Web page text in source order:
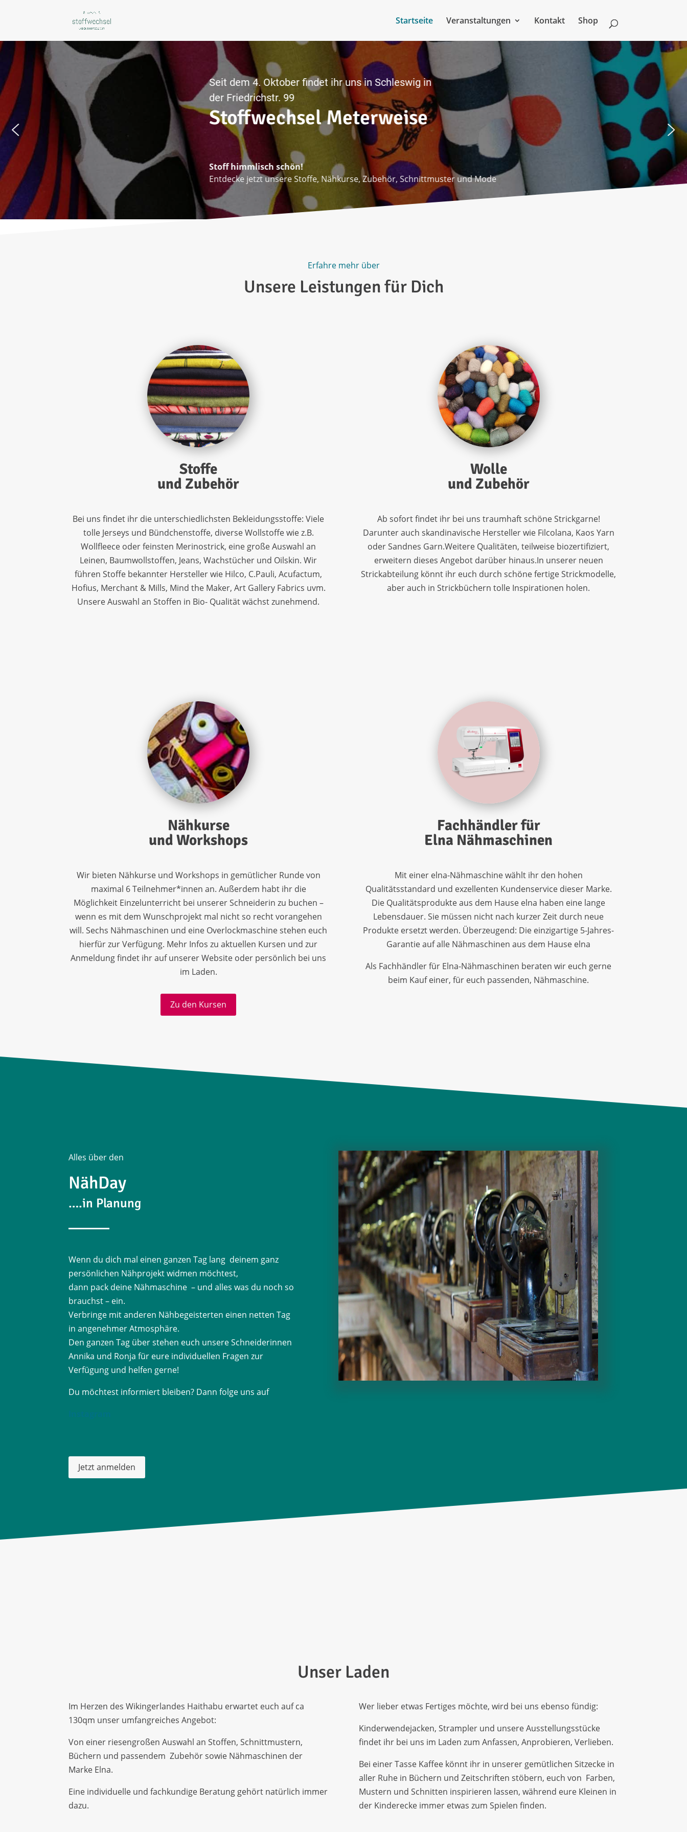
Startseite Veranstaltungen Kontakt Shop
Seit dem 4. Oktober findet ihr uns in Schleswig in der
Friedrichstr. 99
Stoffwechsel Meterweise
Stoff himmlisch schön!
Entdecke jetzt unsere Stoffe, Nähkurse, Zubehör, Schnittmuster und Mode
Erfahre mehr über
Unsere Leistungen für Dich
Stoffe
und Zubehör
Bei uns findet ihr die unterschiedlichsten Bekleidungsstoffe: Viele
tolle Jerseys und Bündchenstoffe, diverse Wollstoffe wie z.B.
Wollfleece oder feinsten Merinostrick, eine große Auswahl an
Leinen, Baumwollstoffen, Jeans, Wachstücher und Oilskin. Wir
führen Stoffe bekannter Hersteller wie Hilco, C.Pauli, Acufactum,
Hofius, Merchant & Mills, Mind the Maker, Art Gallery Fabrics uvm.
Unsere Auswahl an Stoffen in Bio- Qualität wächst zunehmend.
Wolle
und Zubehör
Ab sofort findet ihr bei uns traumhaft schöne Strickgarne!
Darunter auch skandinavische Hersteller wie Filcolana, Kaos Yarn
oder Sandnes Garn.Weitere Qualitäten, teilweise biozertifiziert,
erweitern dieses Angebot darüber hinaus.In unserer neuen
Strickabteilung könnt ihr euch durch schöne fertige Strickmodelle,
aber auch in Strickbüchern tolle Inspirationen holen.
Nähkurse
und Workshops
Wir bieten Nähkurse und Workshops in gemütlicher Rundevon
maximal 6 Teilnehmer*innen an. Außerdem habt ihr die
Möglichkeit Einzelunterricht bei unserer Schneiderin zu buchen –
wenn es mit dem Wunschprojekt mal nicht so rechtvorangehen
will. Sechs Nähmaschinen und eine Overlockmaschine stehen euch
hierfür zur Verfügung. Mehr Infos zu aktuellen Kursen und zur
Anmeldung findet ihr auf unserer Website oder persönlich bei uns
im Laden.
Zu den Kursen
Fachhändler für
Elna Nähmaschinen
Mit einer elna-Nähmaschine wählt ihr den hohen
Qualitätsstandard und exzellenten Kundenservice dieser Marke.
Die Qualitätsprodukte aus dem Hause elna haben eine lange
Lebensdauer. Sie müssen nicht nach kurzer Zeit durch neue
Produkte ersetzt werden. Überzeugend: Die einzigartige 5-Jahres-
Garantie auf alle Nähmaschinen aus dem Hause elna
Als Fachhändler für Elna-Nähmaschinen beraten wir euch gerne
beim Kauf einer, für euch passenden, Nähmaschine.
Alles über den
NähDay
….in Planung
Wenn du dich mal einen ganzen Tag lang deinem ganz
persönlichen Nähprojekt widmen möchtest,
dann pack deine Nähmaschine – und alles was du noch so
brauchst – ein.
Verbringe mit anderen Nähbegeisterten einen netten Tag
in angenehmer Atmosphäre.
Den ganzen Tag über stehen euch unsere Schneiderinnen
Annika und Ronja für eure individuellen Fragen zur
Verfügung und helfen gerne!
Du möchtest informiert bleiben? Dann folge uns auf
Jetzt anmelden
Unser Laden
Im Herzen des Wikingerlandes Haithabu erwartet euch auf ca
130qm unser umfangreiches Angebot:
Von einer riesengroßen Auswahl an Stoffen, Schnittmustern,
Büchern und passendem Zubehör sowie Nähmaschinen der
Marke Elna.
Eine individuelle und fachkundige Beratung gehört natürlich immer
dazu.
Wer lieber etwas Fertiges möchte, wird bei uns ebenso fündig:
Kinderwendejacken, Strampler und unsere Ausstellungsstücke
findet ihr bei uns im Laden zum Anfassen, Anprobieren, Verlieben.
Bei einer Tasse Kaffee könnt ihr in unserer gemütlichen Sitzecke in
aller Ruhe in Büchern und Zeitschriften stöbern, euch von Farben,
Mustern und Schnitten inspirieren lassen, während eure Kleinen in
der Kinderecke immer etwas zum Spielen finden.